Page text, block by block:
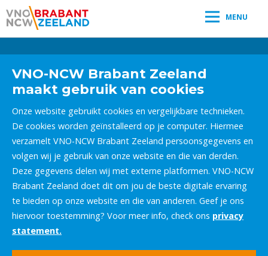
MENU
VNO-NCW Brabant Zeeland
maakt gebruik van cookies
Onze website gebruikt cookies en vergelijkbare technieken.
De cookies worden geïnstalleerd op je computer. Hiermee
verzamelt VNO-NCW Brabant Zeeland persoonsgegevens en
volgen wij je gebruik van onze website en die van derden.
Deze gegevens delen wij met externe platformen. VNO-NCW
Brabant Zeeland doet dit om jou de beste digitale ervaring
te bieden op onze website en die van anderen. Geef je ons
hiervoor toestemming? Voor meer info, check ons privacy
statement.